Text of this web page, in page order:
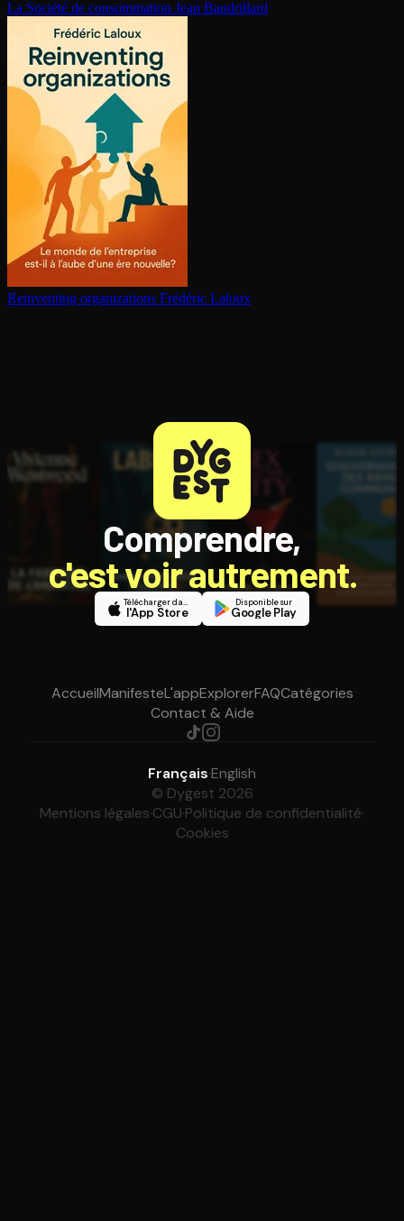
La Société de consom­ma­tion Jean Baudrillard
Reinventing or­ga­ni­za­tions Frédéric Laloux
Comprendre,
c'est voir autrement.
Télécharger dans
l'App Store
Disponible sur
Google Play
AccueilManifesteL'appExplorerFAQCatégories
Contact & Aide
Français·English
© Dygest 2026
Mentions légales·CGU·Politique de confidentialité·
Cookies